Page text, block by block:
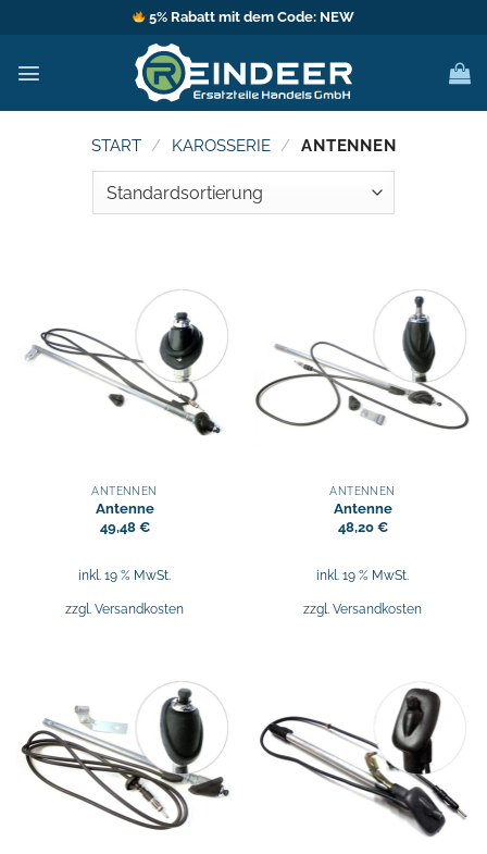
springen
5% Rabatt mit dem Code: NEW
START / KAROSSERIE / ANTENNEN
ANTENNEN
Antenne
49,48 €
inkl. 19 % MwSt.
zzgl. Versandkosten
ANTENNEN
Antenne
48,20 €
inkl. 19 % MwSt.
zzgl. Versandkosten